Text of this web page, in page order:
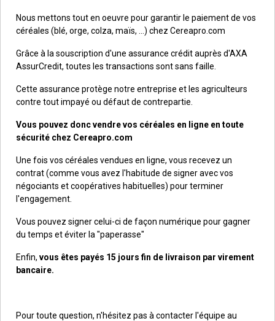
Nous mettons tout en oeuvre pour garantir le paiement de vos
céréales (blé, orge, colza, maïs, ...) chez Cereapro.com
Grâce à la souscription d'une assurance crédit auprès d'AXA
AssurCredit, toutes les transactions sont sans faille.
Cette assurance protège notre entreprise et les agriculteurs
contre tout impayé ou défaut de contrepartie.
Vous pouvez donc vendre vos céréales en ligne en toute
sécurité chez Cereapro.com
Une fois vos céréales vendues en ligne, vous recevez un
contrat (comme vous avez l'habitude de signer avec vos
négociants et coopératives habituelles) pour terminer
l'engagement.
Vous pouvez signer celui-ci de façon numérique pour gagner
du temps et éviter la "paperasse"
Enfin, vous êtes payés 15 jours fin de livraison par virement
bancaire.
Pour toute question, n'hésitez pas à contacter l'équipe au